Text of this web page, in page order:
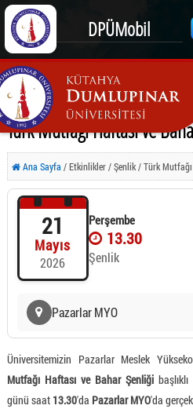
DPÜMobil
Türk Mutfağı Haftası ve
Ana Sayfa / Etkinlikler / Şenlik / Türk
21
Mayıs
2026
Perşembe
13.30
Şenlik
Pazarlar MYO
Üniversitemizin Pazarlar Meslek
Mutfağı Haftası ve Bahar Şenliği
günü saat 13.30'da Pazarlar MYO'da